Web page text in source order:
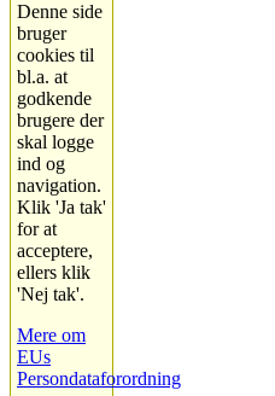
Denne side
bruger
cookies til
bl.a. at
godkende
brugere der
skal logge
ind og
navigation.
Klik 'Ja tak'
for at
acceptere,
ellers klik
'Nej tak'.
Mere om
EUs
Persondataforordning